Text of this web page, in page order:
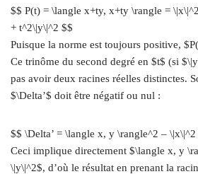
$$ P(t) = \langle x+ty, x+ty \rangle =
+ t^2\|y\|^2 $$
Puisque la norme est toujours positive,
Ce trinôme du second degré en $t$ (si
pas avoir deux racines réelles distinctes.
$\Delta’$ doit être négatif ou nul :
$$ \Delta’ = \langle x, y \rangle^2 –
Ceci implique directement $\langle x, y
\|y\|^2$, d’où le résultat en prenant la